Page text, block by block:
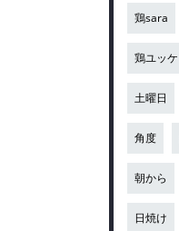
鶏sara
鶏ユッケ
土曜日
角度
朝から
日焼け